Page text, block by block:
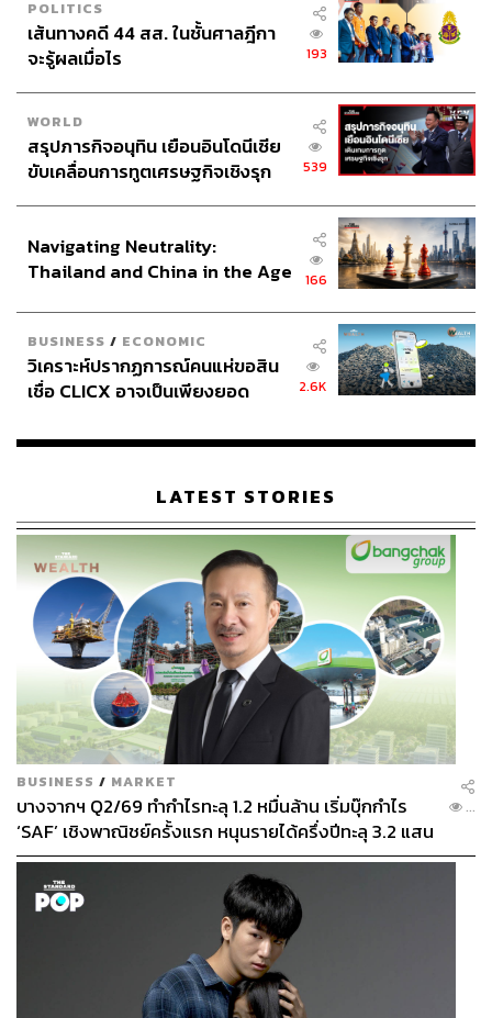
POLITICS
เส้นทางคดี 44 สส. ในชั้นศาลฎีกา
จะรู้ผลเมื่อไร
193
WORLD
สรุปภารกิจอนุทิน เยือนอินโดนีเซีย
ขับเคลื่อนการทูตเศรษฐกิจเชิงรุก
539
Navigating Neutrality:
Thailand and China in the Age
166
BUSINESS / ECONOMIC
วิเคราะห์ปรากฏการณ์คนแห่ขอสิน
เชื่อ CLICX อาจเป็นเพียงยอด
เรือนไทยที่ถูกซุกไว้
2.6K
LATEST STORIES
BUSINESS / MARKET
บางจากฯ Q2/69 ทำกำไรทะลุ 1.2 หมื่นล้าน เริ่มบุ๊กกำไร
‘SAF’ เชิงพาณิชย์ครั้งแรก หนุนรายได้ครึ่งปีทะลุ 3.2 แสน
ล้าน
...